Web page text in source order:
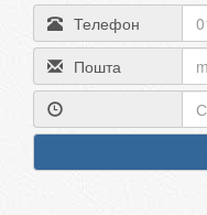
Телефон
Пошта